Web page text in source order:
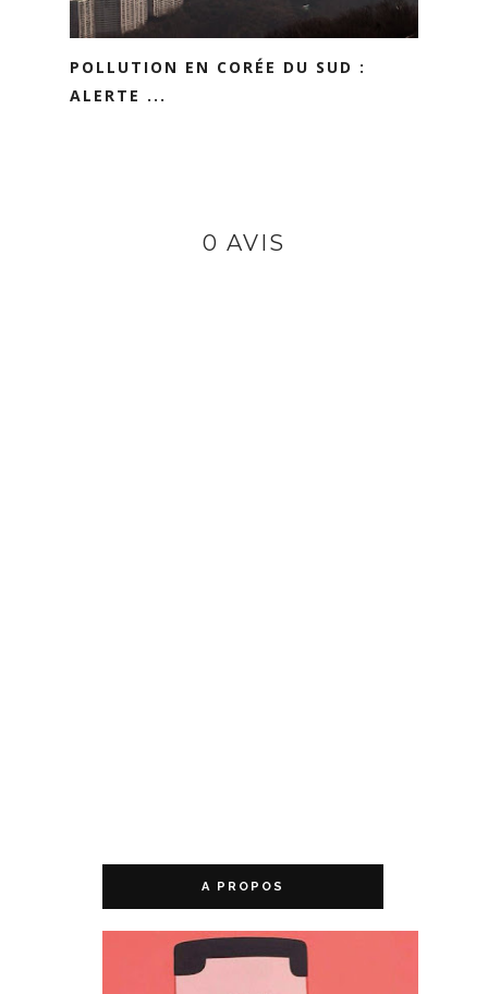
POLLUTION EN CORÉE DU SUD :
ALERTE ...
0 AVIS
A PROPOS